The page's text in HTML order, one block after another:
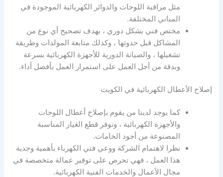
مثل مراقبة اللوحات والدوائر الكهربائية الموجودة في
المباني المختلفة.
مختص فني بشكل دوري ، بهدف تصحيح أي نوع من
المشاكل قبل حدوثها ، وكذلك متابعة المولدات وطريقة
تشغيلها ، والصيانة الدورية للأجهزة الكهربائية بسرعة
وبدقة من أجل العمل على استمرار العمل بأفضل أداء.
إصلاح الأعطال الكهربائية في الكويت
كما يوجد لدينا من يقوم بإصلاح أعطال اللوحات
والأجهزة الكهربائية ، ونوفر قطع الغيار المناسبة
المصنوعة من أجود الخامات.
نظرا لاهتمام الشركة ووعي فني الكهرباء بأهمية وجدية
هذا العمل ، فهي تحرص على توفير عمالة متخصصة في
مجال الأعمال والخدمات الفنية الكهربائية.